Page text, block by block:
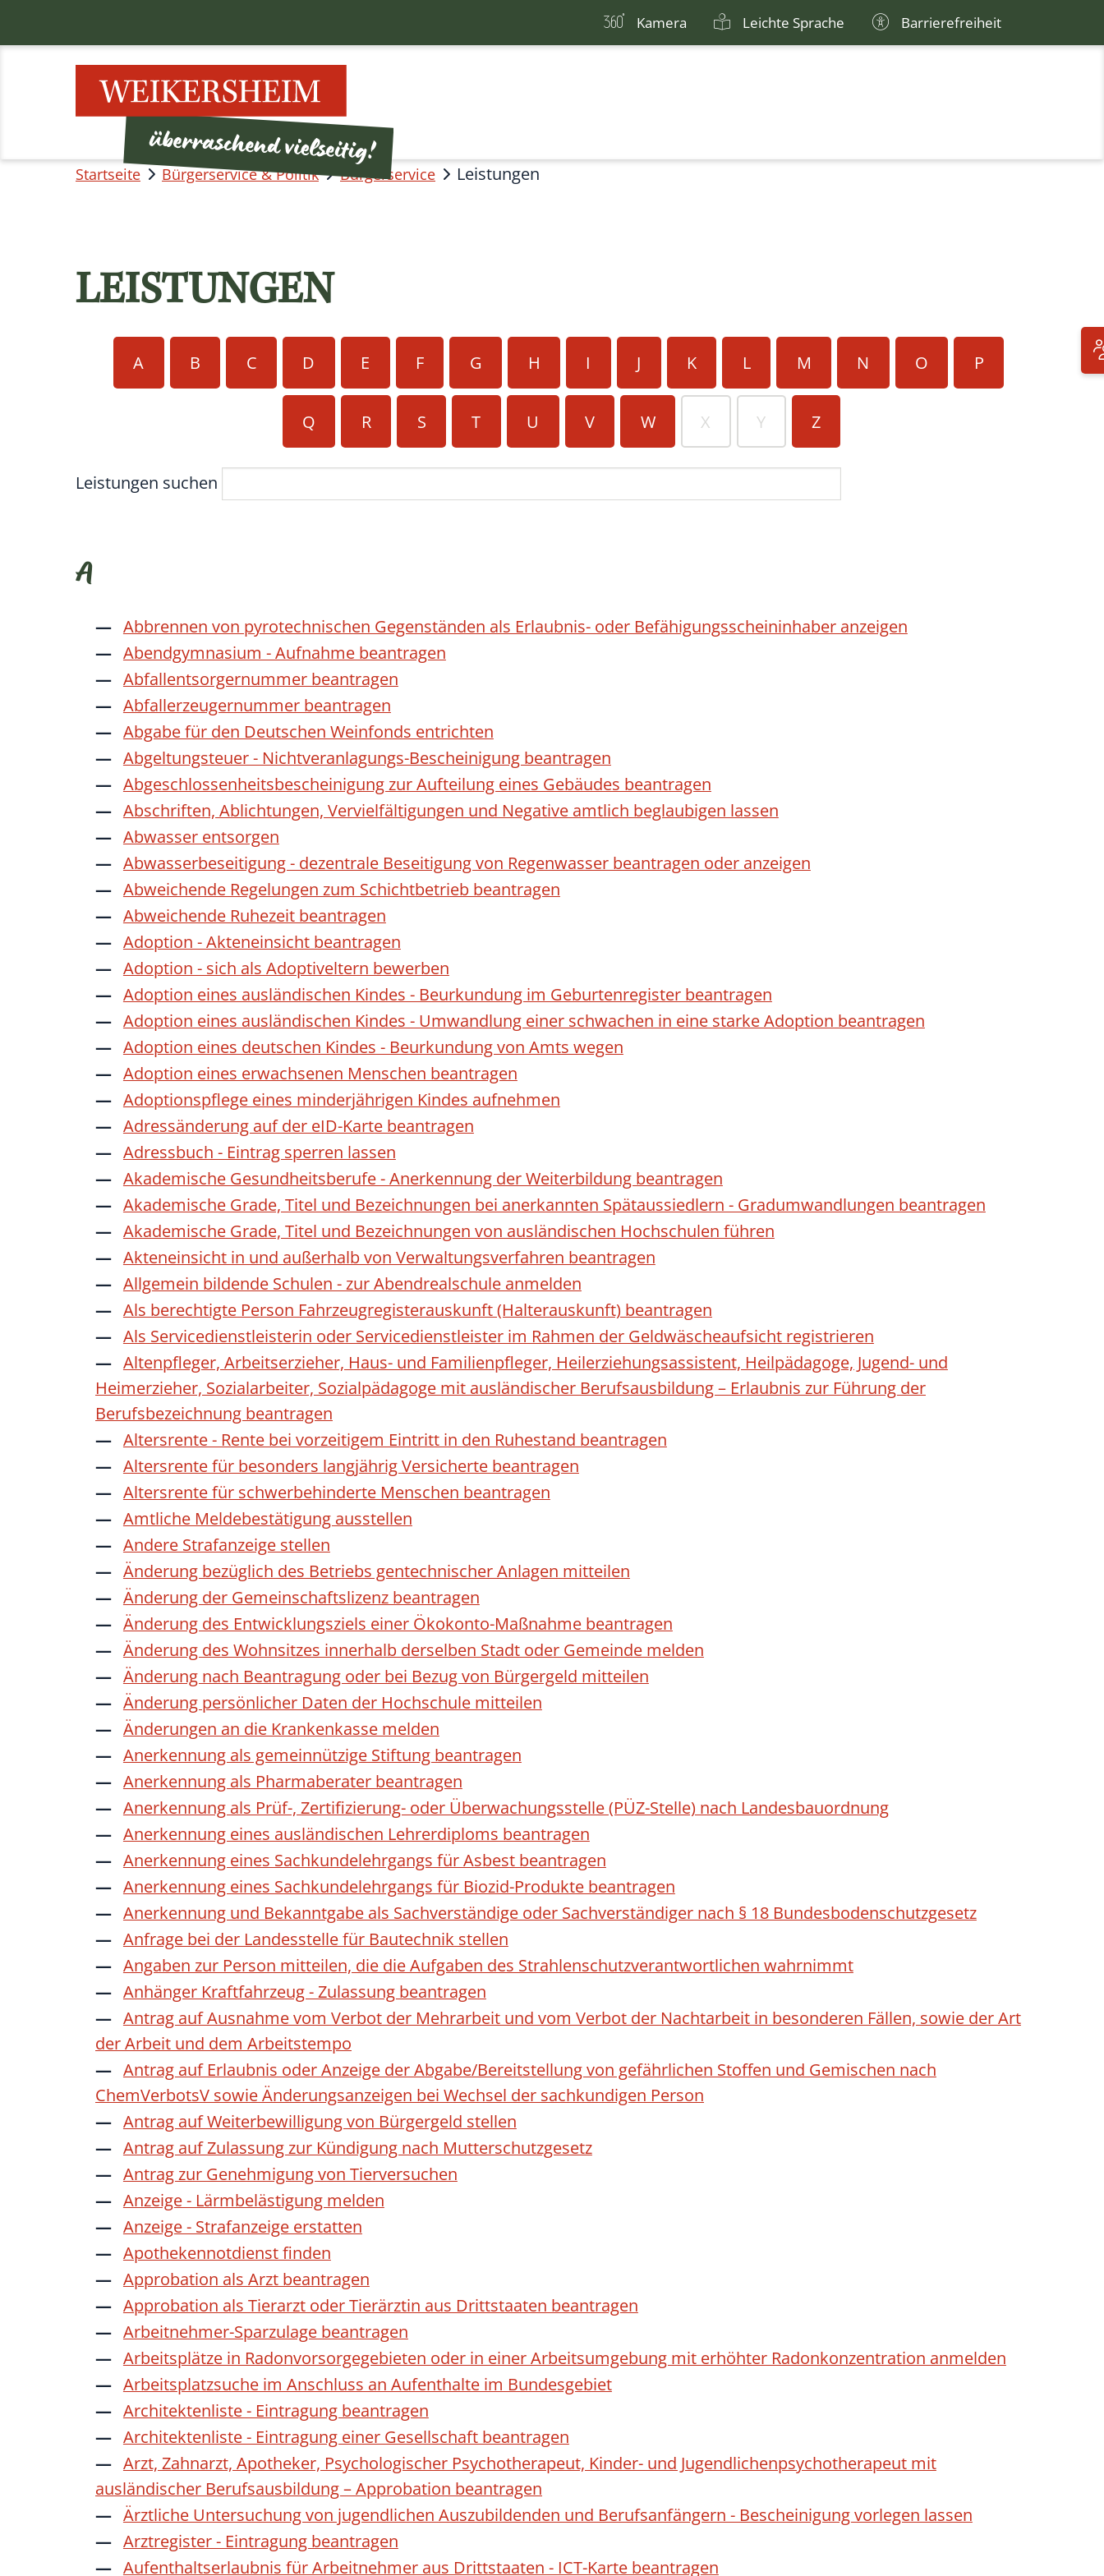
Kamera Leichte Sprache Barrierefreiheit
Startseite Bürgerservice & Politik Bürgerservice Leistungen
LEISTUNGEN
A B C D E F G H I J K L M N O P
Q R S T U V W X Y Z
Leistungen suchen
A
Abbrennen von pyrotechnischen Gegenständen als Erlaubnis- oder Befähigungsscheininhaber anzeigen
Abendgymnasium - Aufnahme beantragen
Abfallentsorgernummer beantragen
Abfallerzeugernummer beantragen
Abgabe für den Deutschen Weinfonds entrichten
Abgeltungsteuer - Nichtveranlagungs-Bescheinigung beantragen
Abgeschlossenheitsbescheinigung zur Aufteilung eines Gebäudes beantragen
Abschriften, Ablichtungen, Vervielfältigungen und Negative amtlich beglaubigen lassen
Abwasser entsorgen
Abwasserbeseitigung - dezentrale Beseitigung von Regenwasser beantragen oder anzeigen
Abweichende Regelungen zum Schichtbetrieb beantragen
Abweichende Ruhezeit beantragen
Adoption - Akteneinsicht beantragen
Adoption - sich als Adoptiveltern bewerben
Adoption eines ausländischen Kindes - Beurkundung im Geburtenregister beantragen
Adoption eines ausländischen Kindes - Umwandlung einer schwachen in eine starke Adoption beantragen
Adoption eines deutschen Kindes - Beurkundung von Amts wegen
Adoption eines erwachsenen Menschen beantragen
Adoptionspflege eines minderjährigen Kindes aufnehmen
Adressänderung auf der eID-Karte beantragen
Adressbuch - Eintrag sperren lassen
Akademische Gesundheitsberufe - Anerkennung der Weiterbildung beantragen
Akademische Grade, Titel und Bezeichnungen bei anerkannten Spätaussiedlern - Gradumwandlungen beantragen
Akademische Grade, Titel und Bezeichnungen von ausländischen Hochschulen führen
Akteneinsicht in und außerhalb von Verwaltungsverfahren beantragen
Allgemein bildende Schulen - zur Abendrealschule anmelden
Als berechtigte Person Fahrzeugregisterauskunft (Halterauskunft) beantragen
Als Servicedienstleisterin oder Servicedienstleister im Rahmen der Geldwäscheaufsicht registrieren
Altenpfleger, Arbeitserzieher, Haus- und Familienpfleger, Heilerziehungsassistent, Heilpädagoge, Jugend- und
Heimerzieher, Sozialarbeiter, Sozialpädagoge mit ausländischer Berufsausbildung – Erlaubnis zur Führung der
Berufsbezeichnung beantragen
Altersrente - Rente bei vorzeitigem Eintritt in den Ruhestand beantragen
Altersrente für besonders langjährig Versicherte beantragen
Altersrente für schwerbehinderte Menschen beantragen
Amtliche Meldebestätigung ausstellen
Andere Strafanzeige stellen
Änderung bezüglich des Betriebs gentechnischer Anlagen mitteilen
Änderung der Gemeinschaftslizenz beantragen
Änderung des Entwicklungsziels einer Ökokonto-Maßnahme beantragen
Änderung des Wohnsitzes innerhalb derselben Stadt oder Gemeinde melden
Änderung nach Beantragung oder bei Bezug von Bürgergeld mitteilen
Änderung persönlicher Daten der Hochschule mitteilen
Änderungen an die Krankenkasse melden
Anerkennung als gemeinnützige Stiftung beantragen
Anerkennung als Pharmaberater beantragen
Anerkennung als Prüf-, Zertifizierung- oder Überwachungsstelle (PÜZ-Stelle) nach Landesbauordnung
Anerkennung eines ausländischen Lehrerdiploms beantragen
Anerkennung eines Sachkundelehrgangs für Asbest beantragen
Anerkennung eines Sachkundelehrgangs für Biozid-Produkte beantragen
Anerkennung und Bekanntgabe als Sachverständige oder Sachverständiger nach § 18 Bundesbodenschutzgesetz
Anfrage bei der Landesstelle für Bautechnik stellen
Angaben zur Person mitteilen, die die Aufgaben des Strahlenschutzverantwortlichen wahrnimmt
Anhänger Kraftfahrzeug - Zulassung beantragen
Antrag auf Ausnahme vom Verbot der Mehrarbeit und vom Verbot der Nachtarbeit in besonderen Fällen, sowie der Art
der Arbeit und dem Arbeitstempo
Antrag auf Erlaubnis oder Anzeige der Abgabe/Bereitstellung von gefährlichen Stoffen und Gemischen nach
ChemVerbotsV sowie Änderungsanzeigen bei Wechsel der sachkundigen Person
Antrag auf Weiterbewilligung von Bürgergeld stellen
Antrag auf Zulassung zur Kündigung nach Mutterschutzgesetz
Antrag zur Genehmigung von Tierversuchen
Anzeige - Lärmbelästigung melden
Anzeige - Strafanzeige erstatten
Apothekennotdienst finden
Approbation als Arzt beantragen
Approbation als Tierarzt oder Tierärztin aus Drittstaaten beantragen
Arbeitnehmer-Sparzulage beantragen
Arbeitsplätze in Radonvorsorgegebieten oder in einer Arbeitsumgebung mit erhöhter Radonkonzentration anmelden
Arbeitsplatzsuche im Anschluss an Aufenthalte im Bundesgebiet
Architektenliste - Eintragung beantragen
Architektenliste - Eintragung einer Gesellschaft beantragen
Arzt, Zahnarzt, Apotheker, Psychologischer Psychotherapeut, Kinder- und Jugendlichenpsychotherapeut mit
ausländischer Berufsausbildung – Approbation beantragen
Ärztliche Untersuchung von jugendlichen Auszubildenden und Berufsanfängern - Bescheinigung vorlegen lassen
Arztregister - Eintragung beantragen
Aufenthaltserlaubnis für Arbeitnehmer aus Drittstaaten - ICT-Karte beantragen